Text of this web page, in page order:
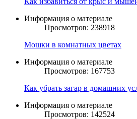
Информация о материале
Просмотров: 238918
Мошки в комнатных цветах
Информация о материале
Просмотров: 167753
Как убрать загар в домашних
Информация о материале
Просмотров: 142524